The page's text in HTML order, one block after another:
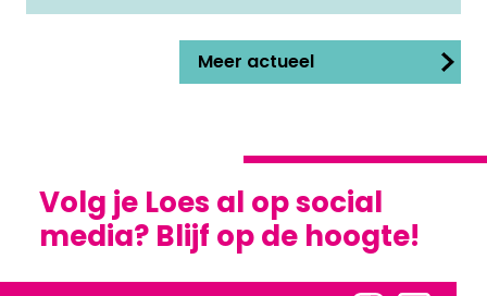
Meer actueel
Volg je Loes al op social
media? Blijf op de hoogte!